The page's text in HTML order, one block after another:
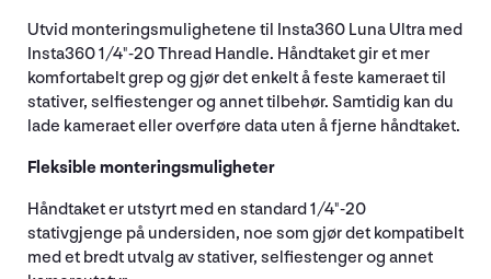
Utvid monteringsmulighetene til Insta360 Luna Ultra med
Insta360 1/4"-20 Thread Handle. Håndtaket gir et mer
komfortabelt grep og gjør det enkelt å feste kameraet til
stativer, selfiestenger og annet tilbehør. Samtidig kan du
lade kameraet eller overføre data uten å fjerne håndtaket.
Fleksible monteringsmuligheter
Håndtaket er utstyrt med en standard 1/4"-20
stativgjenge på undersiden, noe som gjør det kompatibelt
med et bredt utvalg av stativer, selfiestenger og annet